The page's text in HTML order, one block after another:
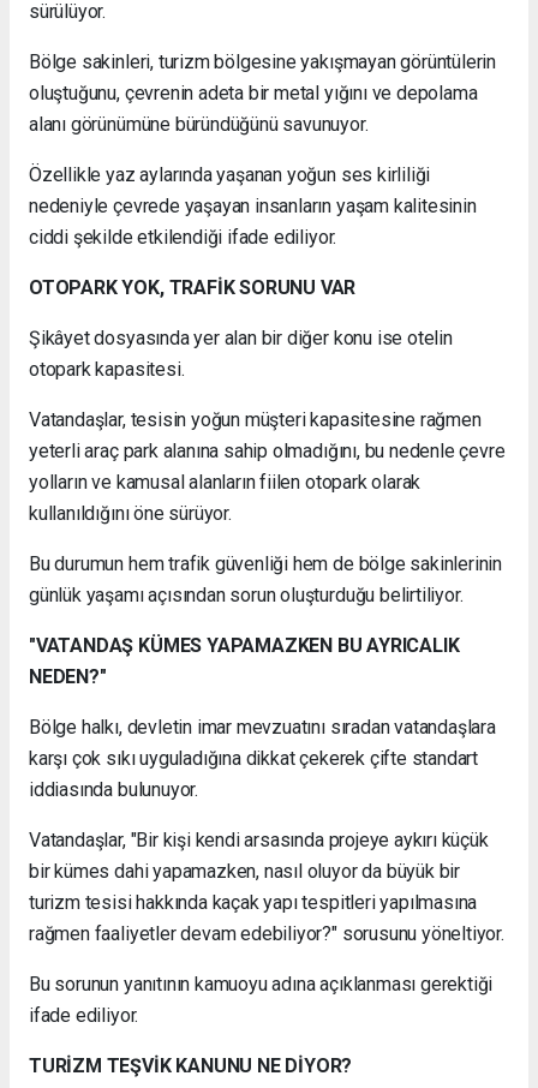
sürülüyor.
Bölge sakinleri, turizm bölgesine yakışmayan görüntülerin
oluştuğunu, çevrenin adeta bir metal yığını ve depolama
alanı görünümüne büründüğünü savunuyor.
Özellikle yaz aylarında yaşanan yoğun ses kirliliği
nedeniyle çevrede yaşayan insanların yaşam kalitesinin
ciddi şekilde etkilendiği ifade ediliyor.
OTOPARK YOK, TRAFİK SORUNU VAR
Şikâyet dosyasında yer alan bir diğer konu ise otelin
otopark kapasitesi.
Vatandaşlar, tesisin yoğun müşteri kapasitesine rağmen
yeterli araç park alanına sahip olmadığını, bu nedenle çevre
yolların ve kamusal alanların fiilen otopark olarak
kullanıldığını öne sürüyor.
Bu durumun hem trafik güvenliği hem de bölge sakinlerinin
günlük yaşamı açısından sorun oluşturduğu belirtiliyor.
"VATANDAŞ KÜMES YAPAMAZKEN BU AYRICALIK
NEDEN?"
Bölge halkı, devletin imar mevzuatını sıradan vatandaşlara
karşı çok sıkı uyguladığına dikkat çekerek çifte standart
iddiasında bulunuyor.
Vatandaşlar, "Bir kişi kendi arsasında projeye aykırı küçük
bir kümes dahi yapamazken, nasıl oluyor da büyük bir
turizm tesisi hakkında kaçak yapı tespitleri yapılmasına
rağmen faaliyetler devam edebiliyor?" sorusunu yöneltiyor.
Bu sorunun yanıtının kamuoyu adına açıklanması gerektiği
ifade ediliyor.
TURİZM TEŞVİK KANUNU NE DİYOR?